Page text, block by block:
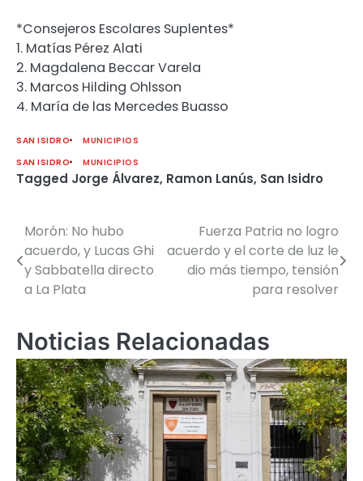
*Consejeros Escolares Suplentes*
1. Matías Pérez Alati
2. Magdalena Beccar Varela
3. Marcos Hilding Ohlsson
4. María de las Mercedes Buasso
SAN ISIDRO
MUNICIPIOS
SAN ISIDRO
MUNICIPIOS
Tagged Jorge Álvarez, Ramon Lanús, San Isidro
Navegación
de
entradas
Morón: No hubo
acuerdo, y Lucas Ghi
y Sabbatella directo
a La Plata
Fuerza Patria no logro
acuerdo y el corte de luz le
dio más tiempo, tensión
para resolver
Noticias Relacionadas